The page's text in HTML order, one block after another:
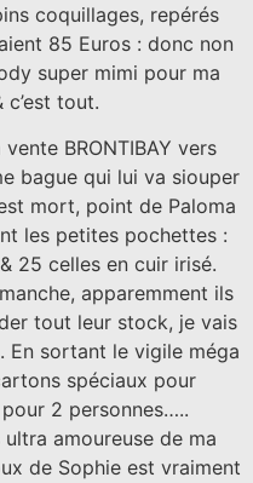
coquillages, repérés
85 Euros : donc non
super mimi pour ma
tout.
vente BRONTIBAY vers
bague qui lui va siouper
mort, point de Paloma
les petites pochettes :
25 celles en cuir irisé.
apparemment ils
tout leur stock, je vais
sortant le vigile méga
spéciaux pour
2 personnes…..
amoureuse de ma
de Sophie est vraiment